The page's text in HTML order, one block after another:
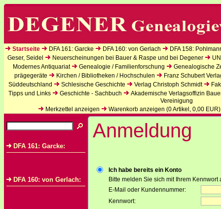
Startseite DFA 161: Garcke DFA 160: von Gerlach
DFA 158:
Geser, Seidel
Neuerscheinungen bei Bauer & Raspe und bei Degener
Modernes Antiquariat
Genealogie / Familienforschung
Genealogische
prägegeräte
Kirchen / Bibliotheken / Hochschulen
Franz Schubert
Süddeutschland
Schlesische Geschichte Verlag Christoph Schmidt
Tipps und Links
Geschichte - Sachbuch
Akademische Verlagsoffizin
Vereinigung
Merkzettel anzeigen
Warenkorb anzeigen (0Artikel, 0,00 EUR)
DFA 161: Garcke:
DFA 160: von Gerlach:
Anmeldung
Ich habe bereits ein Konto
Bitte melden Sie sich mit Ihrem Kennwort
E-Mail oder Kundennummer:
Kennwort: